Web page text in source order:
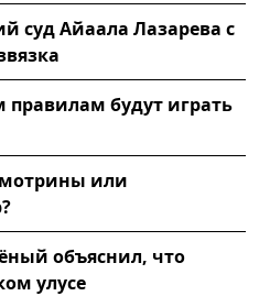
суд Айаала Лазарева с
правилам будут играть
или
объяснил, что
улусе